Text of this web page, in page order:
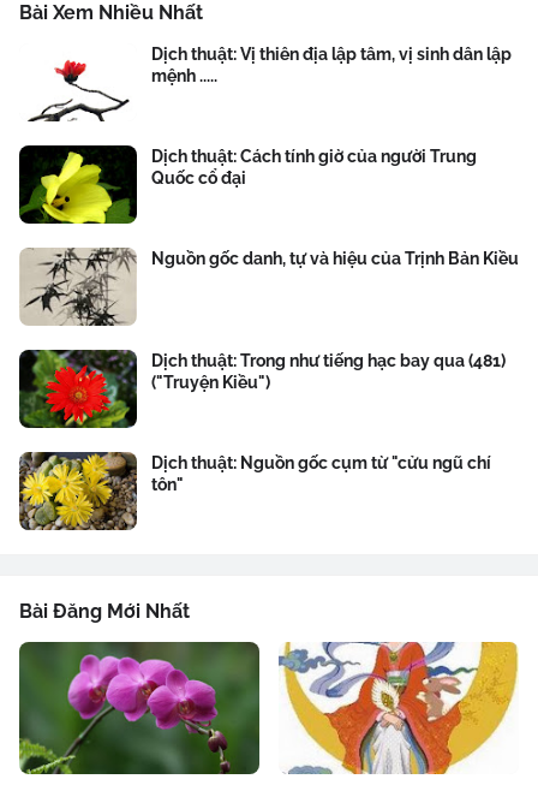
Bài Xem Nhiều Nhất
Dịch thuật: Vị thiên địa lập tâm, vị sinh dân lập
mệnh .....
Dịch thuật: Cách tính giờ của người Trung
Quốc cổ đại
Nguồn gốc danh, tự và hiệu của Trịnh Bản Kiều
Dịch thuật: Trong như tiếng hạc bay qua (481)
("Truyện Kiều")
Dịch thuật: Nguồn gốc cụm từ "cửu ngũ chí
tôn"
Bài Đăng Mới Nhất